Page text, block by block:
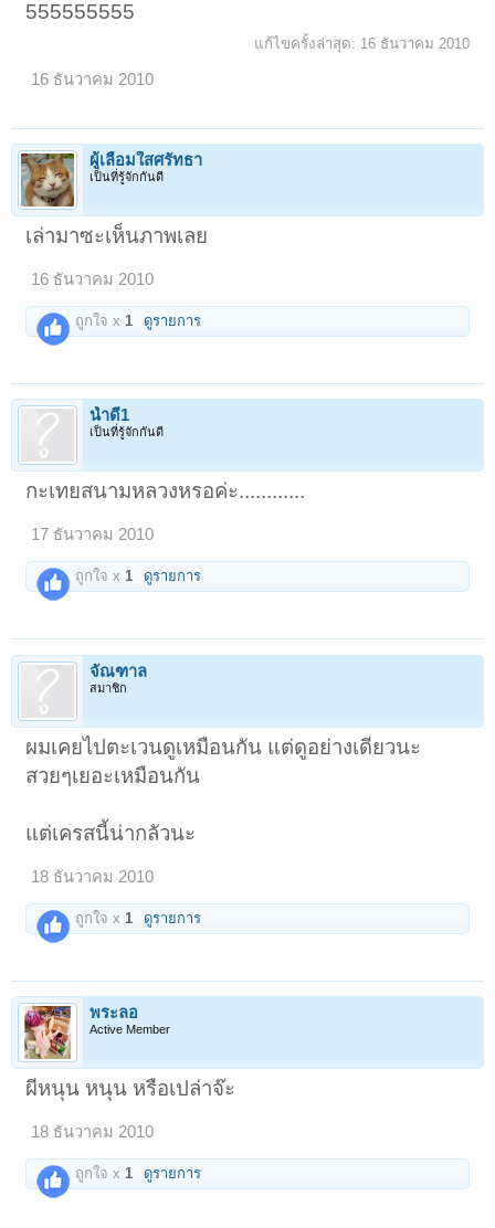
555555555
แก้ไขครั้งล่าสุด: 16 ธันวาคม 2010
16 ธันวาคม 2010
ผู้เลื่อมใสศรัทธา
เป็นที่รู้จักกันดี
เล่ามาซะเห็นภาพเลย
16 ธันวาคม 2010
ถูกใจ x 1 ดูรายการ
น้ำดี1
เป็นที่รู้จักกันดี
กะเทยสนามหลวงหรอค่ะ............
17 ธันวาคม 2010
ถูกใจ x1 ดูรายการ
จัณฑาล
สมาชิก
ผมเคยไปตะเวนดูเหมือนกัน แต่ดูอย่างเดียวนะ
สวยๆเยอะเหมือนกัน
แต่เครสนี้น่ากลัวนะ
18 ธันวาคม 2010
ถูกใจ x 1 ดูรายการ
พระลอ
Active Member
ผีหนุน หนุน หรือเปล่าจ๊ะ
18 ธันวาคม 2010
ถูกใจ x 1 ดูรายการ